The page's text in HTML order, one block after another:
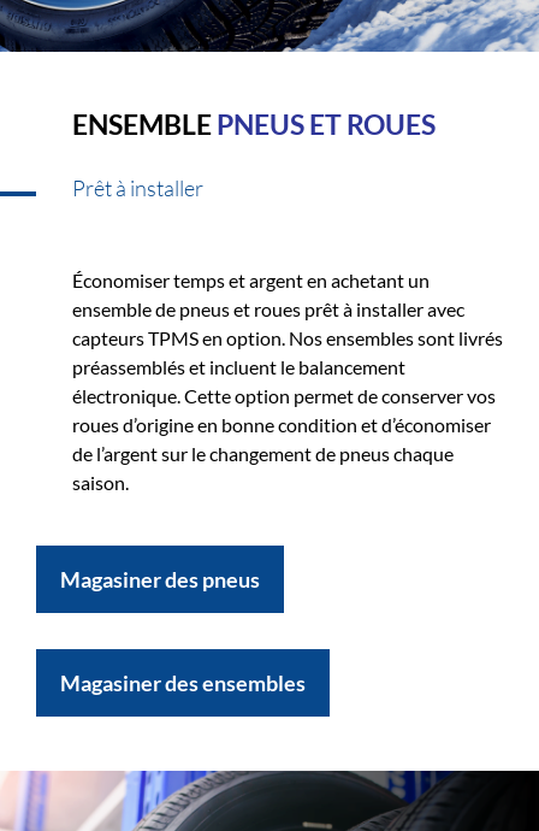
ENSEMBLEPNEUS ET ROUES
Prêt à installer
Économiser temps et argent en achetant un
ensemble de pneus et roues prêt à installer avec
capteurs TPMS en option. Nos ensembles sont livrés
préassemblés et incluent le balancement
électronique. Cette option permet de conserver vos
roues d’origine en bonne condition et d’économiser
de l’argent sur le changement de pneus chaque
saison.
Magasiner des pneus
Magasiner des ensembles